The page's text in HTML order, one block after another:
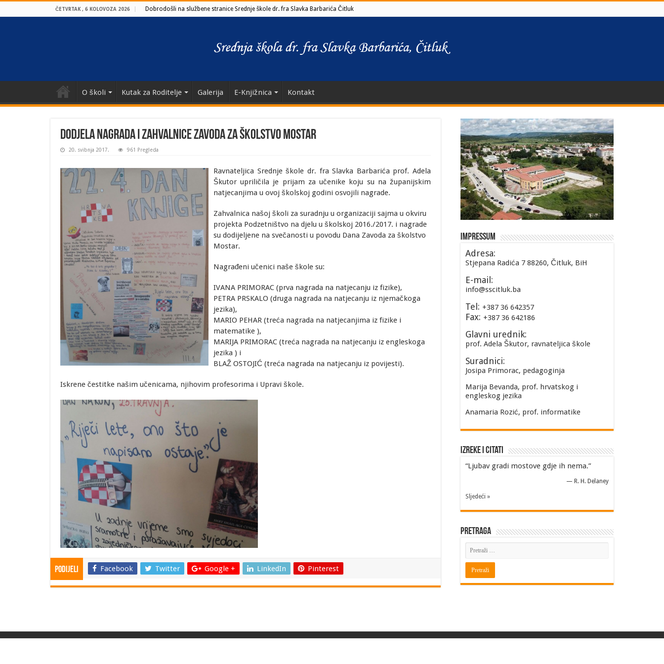
ČETVRTAK , 6 KOLOVOZA 2026 Dobrodošli na službene stranice Srednje škole dr. fra Slavka Barbarića Čitluk
O školi Kutak za Roditelje Galerija E-Knjižnica Kontakt
Dodjela nagrada i zahvalnice Zavoda za školstvo Mostar
20. svibnja 2017. 961 Pregleda
Ravnateljica Srednje škole dr. fra Slavka Barbarića prof. Adela
Škutor upriličila je prijam za učenike koju su na županijskim
natjecanjima u ovoj školskoj godini osvojili nagrade.
Zahvalnica našoj školi za suradnju u organizaciji sajma u okviru
projekta Podzetništvo na djelu u školskoj 2016./2017. i nagrade
su dodijeljene na svečanosti u povodu Dana Zavoda za školstvo
Mostar.
Nagrađeni učenici naše škole su:
IVANA PRIMORAC (prva nagrada na natjecanju iz fizike),
PETRA PRSKALO (druga nagrada na natjecanju iz njemačkoga
jezika),
MARIO PEHAR (treća nagrada na natjecanjima iz fizike i
matematike ),
MARIJA PRIMORAC (treća nagrada na natjecanju iz engleskoga
jezika ) i
BLAŽ OSTOJIĆ (treća nagrada na natjecanju iz povijesti).
Iskrene čestitke našim učenicama, njihovim profesorima i Upravi škole.
Podijeli Facebook Twitter Google + LinkedIn Pinterest
Impressum
Adresa:
Stjepana Radića 7 88260, Čitluk, BiH
E-mail:
info@sscitluk.ba
Tel: +387 36 642357
Fax: +387 36 642186
Glavni urednik:
prof. Adela Škutor, ravnateljica škole
Suradnici:
Josipa Primorac, pedagoginja
Marija Bevanda, prof. hrvatskog i
engleskog jezika
Anamaria Rozić, prof. informatike
Izreke i Citati
“Ljubav gradi mostove gdje ih nema.”
— R. H. Delaney
Sljedeći »
Pretraga